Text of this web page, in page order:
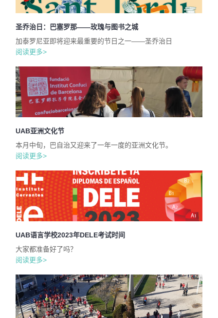
圣乔治日：巴塞罗那——玫瑰与图书之城
加泰罗尼亚即将迎来最重要的节日之一——圣乔治日
阅读更多>
UAB亚洲文化节
本月中旬，巴自治又迎来了一年一度的亚洲文化节。
阅读更多>
UAB语言学校2023年DELE考试时间
大家都准备好了吗？
阅读更多>